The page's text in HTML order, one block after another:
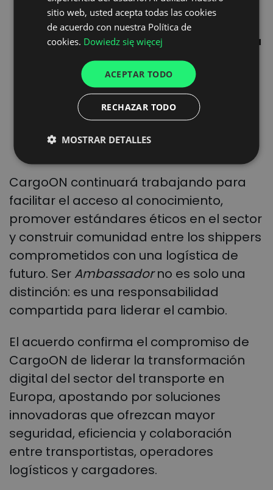
estructural. Este estudio
refuerza la idea de que la
colaboración ya no es una
opción, es un ingrediente
logístico indispensable”.
Jordi Espín
Secretario General del SSC
TRANSPRIME
CargoON continuará trabajando para
facilitar el acceso al conocimiento,
promover estándares éticos en el sector
y construir comunidad entre los shippers
comprometidos con una logística de
futuro. Ser Ambassadorno es solo una
distinción: es una responsabilidad
compartida para liderar el cambio.
El acuerdo confirma el compromiso de
CargoON de liderar la transformación
digital del sector del transporte en
Europa, apostando por soluciones
innovadoras que ofrezcan mayor
seguridad, eficiencia y colaboración
entre transportistas, operadores
logísticos y cargadores.
ENGLISH
FRENCH
sitio web, usted acepta todas las cookies
de acuerdo con nuestra Política de
cookies. Dowiedz się więcej
ACEPTAR TODO
RECHAZAR TODO
MOSTRAR DETALLES